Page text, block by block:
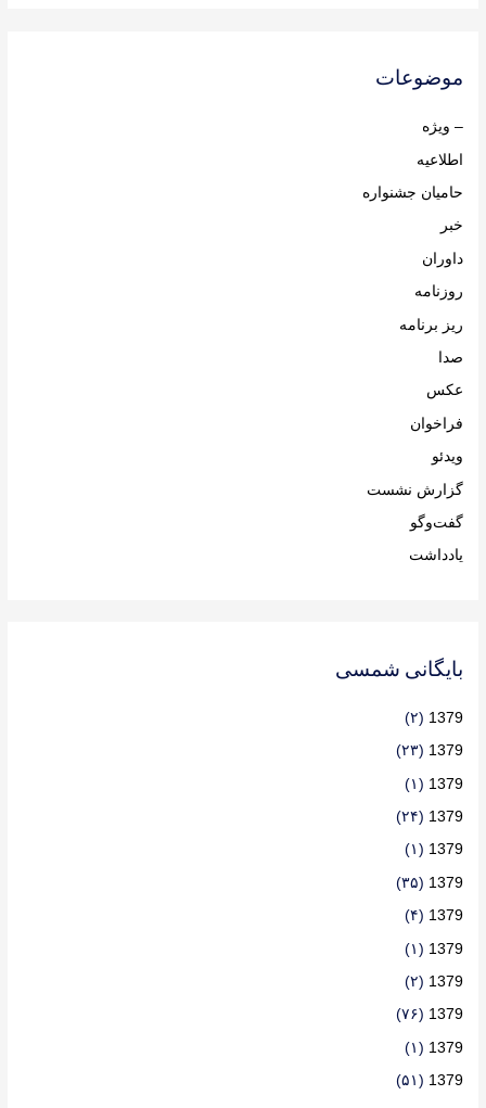
موضوعات
– ویژه
اطلاعیه
حامیان جشنواره
خبر
داوران
روزنامه
ریز برنامه
صدا
عکس
فراخوان
ویدئو
گزارش نشست
گفت‌وگو
یادداشت
بایگانی شمسی
1379 (۲)
1379 (۲۳)
1379 (۱)
1379 (۲۴)
1379 (۱)
1379 (۳۵)
1379 (۴)
1379 (۱)
1379 (۲)
1379 (۷۶)
1379 (۱)
1379 (۵۱)